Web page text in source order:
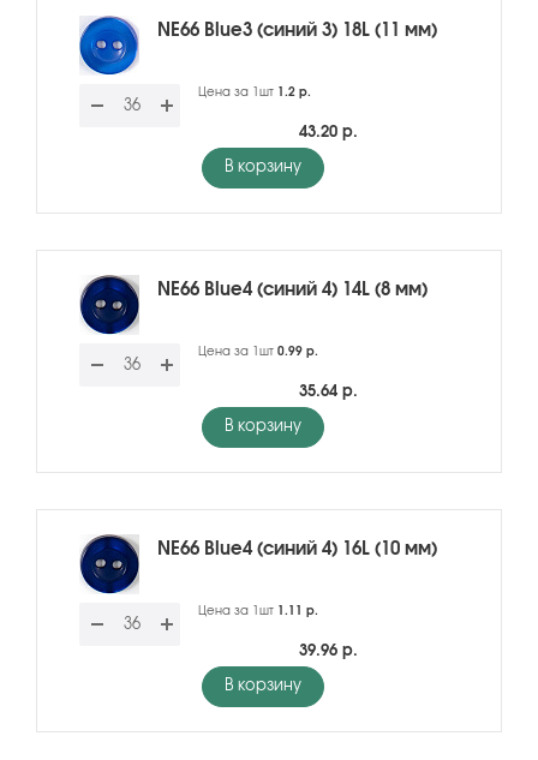
NE66 Blue3 (синий 3) 18L (11 мм)
Цена за 1шт 1.2 р.
43.20 р.
В корзину
NE66 Blue4 (синий 4) 14L (8 мм)
Цена за 1шт 0.99 р.
35.64 р.
В корзину
NE66 Blue4 (синий 4) 16L (10 мм)
Цена за 1шт 1.11 р.
39.96 р.
В корзину